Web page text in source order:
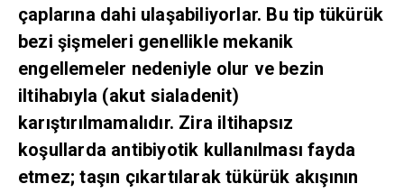
çaplarına dahi ulaşabiliyorlar. Bu tip tükürük
bezi şişmeleri genellikle mekanik
engellemeler nedeniyle olur ve bezin
iltihabıyla (akut sialadenit)
karıştırılmamalıdır. Zira iltihapsız
koşullarda antibiyotik kullanılması fayda
etmez; taşın çıkartılarak tükürük akışının